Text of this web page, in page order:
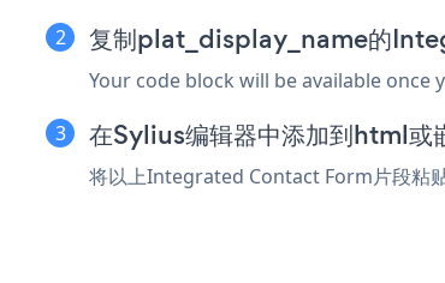
复制plat_display_name的
Your code block will be available once
在Sylius编辑器中添加到html或
将以上Integrated Contact Form片段粘